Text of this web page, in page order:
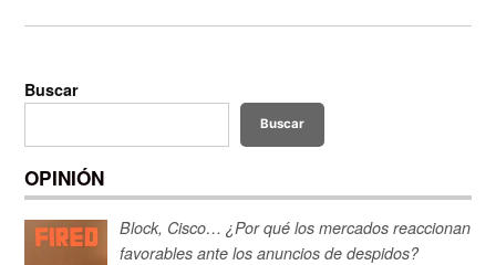
Buscar
Buscar
OPINIÓN
Block, Cisco… ¿Por qué los mercados reaccionan
favorables ante los anuncios de despidos?